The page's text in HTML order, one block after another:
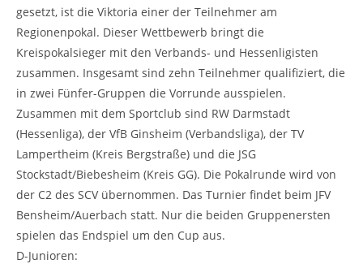
gesetzt, ist die Viktoria einer der Teilnehmer am
Regionenpokal. Dieser Wettbewerb bringt die
Kreispokalsieger mit den Verbands- und Hessenligisten
zusammen. Insgesamt sind zehn Teilnehmer qualifiziert, die
in zwei Fünfer-Gruppen die Vorrunde ausspielen.
Zusammen mit dem Sportclub sind RW Darmstadt
(Hessenliga), der VfB Ginsheim (Verbandsliga), der TV
Lampertheim (Kreis Bergstraße) und die JSG
Stockstadt/Biebesheim (Kreis GG). Die Pokalrunde wird von
der C2 des SCV übernommen. Das Turnier findet beim JFV
Bensheim/Auerbach statt. Nur die beiden Gruppenersten
spielen das Endspiel um den Cup aus.
D-Junioren: